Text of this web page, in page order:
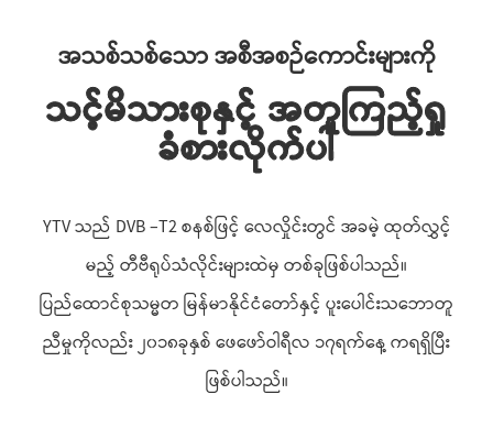
အသစ်သစ်သော အစီအစဉ်ကောင်းများကို
သင့်မိသားစုနှင့် အတူကြည့်ရှု
ခံစားလိုက်ပါ
YTV သည် DVB –T2 စနစ်ဖြင့် လေလှိုင်းတွင် အခမဲ့ ထုတ်လွှင့်
မည့် တီဗီရုပ်သံလိုင်းများထဲမှ တစ်ခုဖြစ်ပါသည်။
ပြည်ထောင်စုသမ္မတ မြန်မာနိုင်ငံတော်နှင့် ပူးပေါင်းသဘောတူ
ညီမှုကိုလည်း ၂၀၁၈ခုနှစ် ဖေဖော်ဝါရီလ ၁၇ရက်နေ့ ကရရှိပြီး
ဖြစ်ပါသည်။